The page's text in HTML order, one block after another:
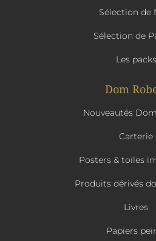
Sélection de
Sélection de
Les packs
Dom
Nouveautés
Carterie
Posters & toiles
Produits dérivés
Livres
Papiers